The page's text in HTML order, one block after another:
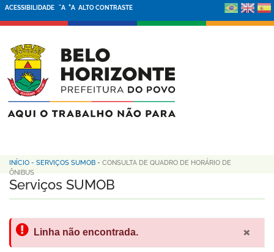
ACESSIBILIDADE -A +A ALTO CONTRASTE
INÍCIO - SERVIÇOS SUMOB - CONSULTA DE QUADRO DE HORÁRIO DE
ÔNIBUS
Serviços SUMOB
×
Linha não encontrada.